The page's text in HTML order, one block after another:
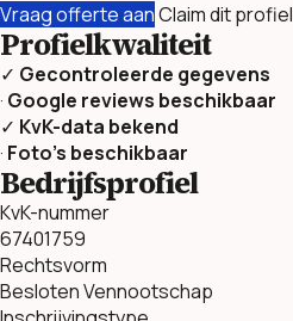
Vraag offerte aanClaim dit profiel
Profielkwaliteit
✓ Gecontroleerde gegevens
· Google reviews beschikbaar
✓ KvK-data bekend
· Foto’s beschikbaar
Bedrijfsprofiel
KvK-nummer
67401759
Rechtsvorm
Besloten Vennootschap